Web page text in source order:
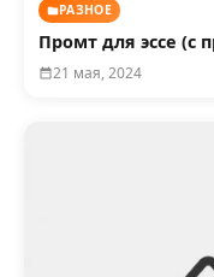
РАЗНОЕ
Промт для эссе (с
21 мая, 2024